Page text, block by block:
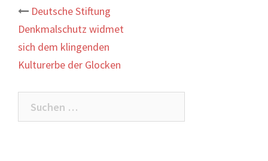
Beitrags-
Navigation
Deutsche Stiftung
Denkmalschutz widmet
sich dem klingenden
Kulturerbe der Glocken
Suchen
nach: